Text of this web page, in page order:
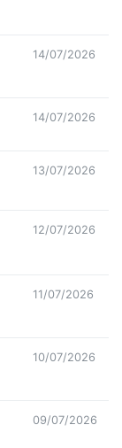
14/07/2026
14/07/2026
13/07/2026
12/07/2026
11/07/2026
10/07/2026
09/07/2026